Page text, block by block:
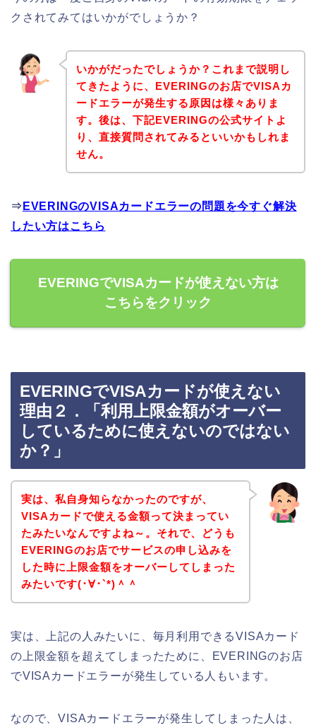
クされてみてはいかがでしょうか？
いかがだったでしょうか？これまで説明し
てきたように、EVERINGのお店でVISAカ
ードエラーが発生する原因は様々ありま
す。後は、下記EVERINGの公式サイトよ
り、直接質問されてみるといいかもしれま
せん。
⇒ EVERINGのVISAカードエラーの問題を今すぐ解決
したい方はこちら
EVERINGでVISAカードが使えない方は
こちらをクリック
EVERINGでVISAカードが使えない
理由２．「利用上限金額がオーバー
しているために使えないのではない
か？」
実は、私自身知らなかったのですが、
VISAカードで使える金額って決まってい
たみたいなんですよね～。それで、どうも
EVERINGのお店でサービスの申し込みを
した時に上限金額をオーバーしてしまった
みたいです(･∀･`*)＾＾
実は、上記の人みたいに、毎月利用できるVISAカード
の上限金額を超えてしまったために、EVERINGのお店
でVISAカードエラーが発生している人もいます。
なので、VISAカードエラーが発生してしまった人は、